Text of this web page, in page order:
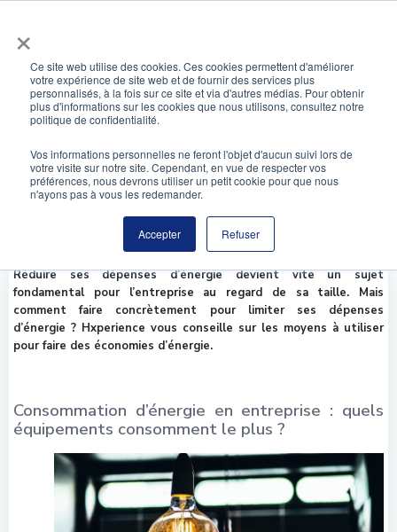
×
Ce site web utilise des cookies. Ces cookies permettent d'améliorer
votre expérience de site web et de fournir des services plus
personnalisés, à la fois sur ce site et via d'autres médias. Pour obtenir
plus d'informations sur les cookies que nous utilisons, consultez notre
politique de confidentialité.
Vos informations personnelles ne feront l'objet d'aucun suivi lors de
votre visite sur notre site. Cependant, en vue de respecter vos
préférences, nous devrons utiliser un petit cookie pour que nous
n'ayons pas à vous les redemander.
Accepter Refuser
Économie d’énergie en entreprise : Comment
réduire la consommation de vos équipements ?
Réduire ses dépenses d’énergie devient vite un sujet
fondamental pour l’entreprise au regard de sa taille. Mais
comment faire concrètement pour limiter ses dépenses
d’énergie ? Hxperience vous conseille sur les moyens à utiliser
pour faire des économies d’énergie.
Consommation d’énergie en entreprise : quels
équipements consomment le plus ?